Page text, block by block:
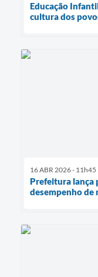
Educação
cultura dos
16 ABR 2026 - 11h45
Prefeitura lança
desempenho de